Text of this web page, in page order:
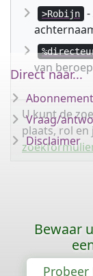
>Robijn
van
U kunt de
plaats, rol
zoekformulier
Direct naar...
Abonnement
Vraag/
Disclaimer
Bewaar
Probeer